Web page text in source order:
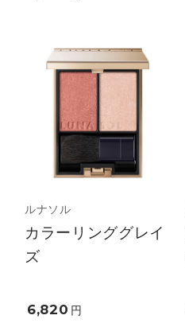
ルナソル
カラーリンググレイ
ズ
6,820 円